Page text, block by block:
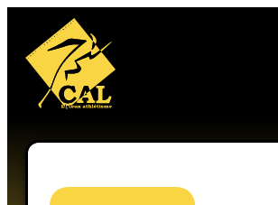
contenu